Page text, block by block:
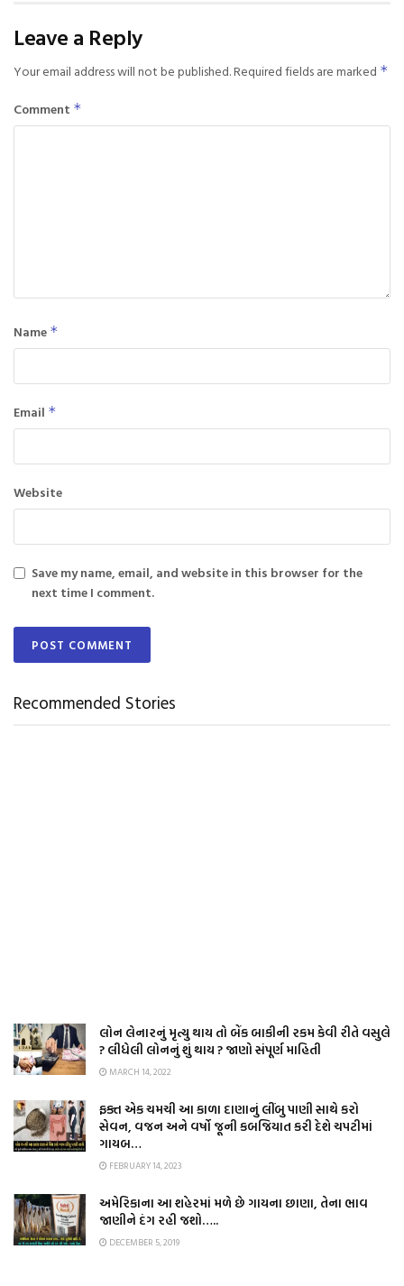
Leave a Reply
Your email address will not be published.Required fields are marked *
Comment *
Name *
Email *
Website
Save my name, email, and website in this browser for the
next time I comment.
Recommended Stories
લોન લેનારનું મૃત્યુ થાય તો બેંક બાકીની રકમ કેવી રીતે વસુલે
? લીધેલી લોનનું શું થાય ? જાણો સંપૂર્ણ માહિતી
MARCH 14, 2022
ફક્ત એક ચમચી આ કાળા દાણાનું લીંબુ પાણી સાથે કરો
સેવન, વજન અને વર્ષો જૂની કબજિયાત કરી દેશે ચપટીમાં
ગાયબ…
FEBRUARY 14, 2023
અમેરિકાના આ શહેરમાં મળે છે ગાયના છાણા, તેના ભાવ
જાણીને દંગ રહી જશો…..
DECEMBER 5, 2019